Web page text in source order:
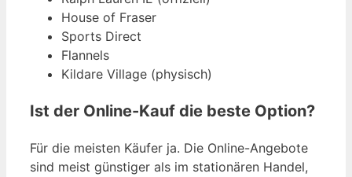
House of Fraser
Sports Direct
Flannels
Kildare Village (physisch)
Ist der Online-Kauf die beste Option?
Für die meisten Käufer ja. Die Online-Angebote
sind meist günstiger als im stationären Handel,